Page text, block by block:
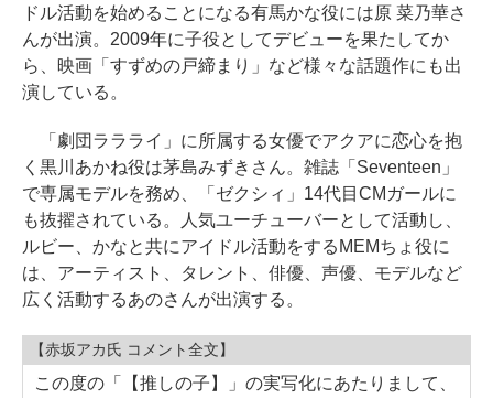
ドル活動を始めることになる有馬かな役には原 菜乃華さ
んが出演。2009年に子役としてデビューを果たしてか
ら、映画「すずめの戸締まり」など様々な話題作にも出
演している。
「劇団ララライ」に所属する女優でアクアに恋心を抱
く黒川あかね役は茅島みずきさん。雑誌「Seventeen」
で専属モデルを務め、「ゼクシィ」14代目CMガールに
も抜擢されている。人気ユーチューバーとして活動し、
ルビー、かなと共にアイドル活動をするMEMちょ役に
は、アーティスト、タレント、俳優、声優、モデルなど
広く活動するあのさんが出演する。
【赤坂アカ氏 コメント全文】
この度の「【推しの子】」の実写化にあたりまして、